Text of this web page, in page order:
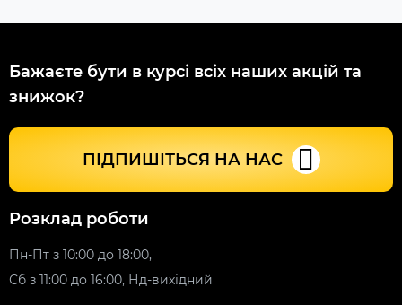
Бажаєте бути в курсі всіх наших акцій та
знижок?
ПІДПИШІТЬСЯ НА НАС
Розклад роботи
Пн-Пт з 10:00 до 18:00,
Сб з 11:00 до 16:00, Нд-вихідний